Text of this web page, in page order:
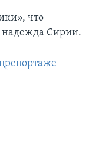
что
надежда Сирии.